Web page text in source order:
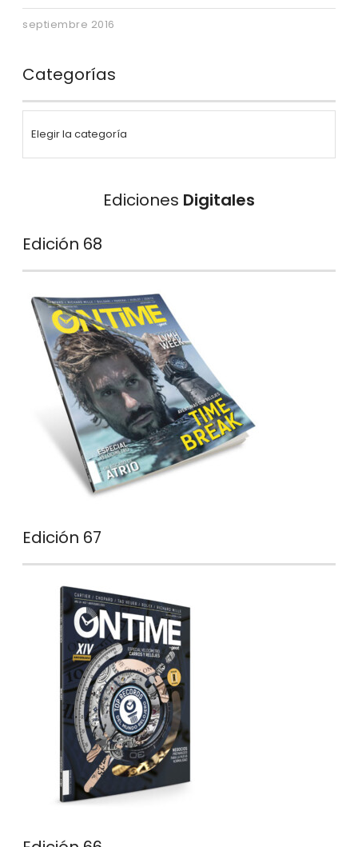
septiembre 2016
Categorías
Ediciones Digitales
Edición 68
Edición 67